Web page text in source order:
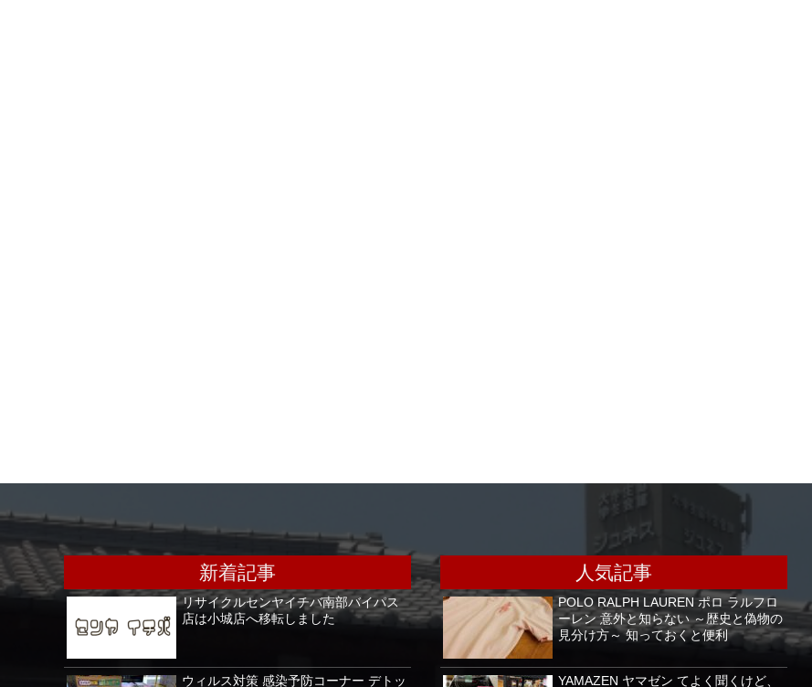
新着記事
リサイクルセンヤイチバ南部バイパス
店は小城店へ移転しました
ウィルス対策 感染予防コーナー デトッ
人気記事
POLO RALPH LAUREN ポロ ラルフロ
ーレン 意外と知らない ～歴史と偽物の
見分け方～ 知っておくと便利
YAMAZEN ヤマゼン てよく聞くけど、